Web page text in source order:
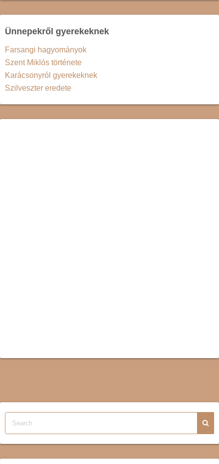
Ünnepekről gyerekeknek
Farsangi hagyományok
Szent Miklós története
Karácsonyról gyerekeknek
Szilveszter eredete